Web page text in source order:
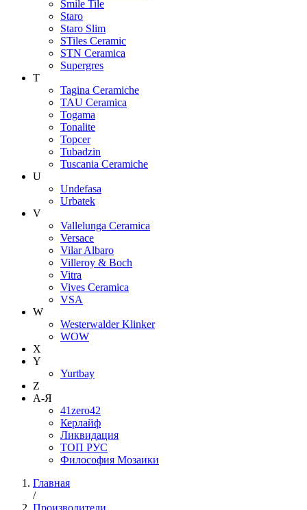
Smile Tile
Staro
Staro Slim
STiles Ceramic
STN Ceramica
Supergres
T
Tagina Ceramiche
TAU Ceramica
Togama
Tonalite
Topcer
Tubadzin
Tuscania Ceramiche
U
Undefasa
Urbatek
V
Vallelunga Ceramica
Versace
Vilar Albaro
Villeroy & Boch
Vitra
Vives Ceramica
VSA
W
Westerwalder Klinker
WOW
X
Y
Yurtbay
Z
А-Я
41zero42
Керлайф
Ликвидация
ТОП РУС
Философия Мозаики
Главная
/
Производители